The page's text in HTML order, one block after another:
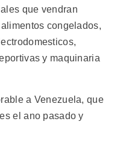
que vendran
congelados,
y maquinaria
a Venezuela, que
el ano pasado y